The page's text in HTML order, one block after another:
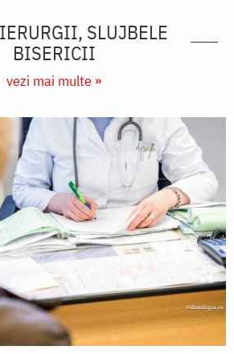
SLUJBELE
BISERICII
vezi mai multe »